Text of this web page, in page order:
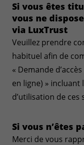
Si vous êtes
vous ne
via LuxTrust
Veuillez prendre
habituel afin de
« Demande
en ligne) » incluant
d’utilisation de ces
Si vous n’êtes
Merci de vous